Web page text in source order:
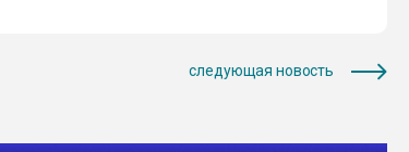
следующая новость